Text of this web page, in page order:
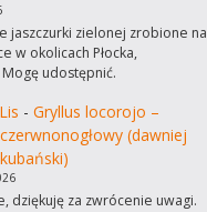
jaszczurki zielonej zrobione na
w okolicach Płocka,
udostępnić.
- Gryllus locorojo –
(dawniej
dziękuję za zwrócenie uwagi.